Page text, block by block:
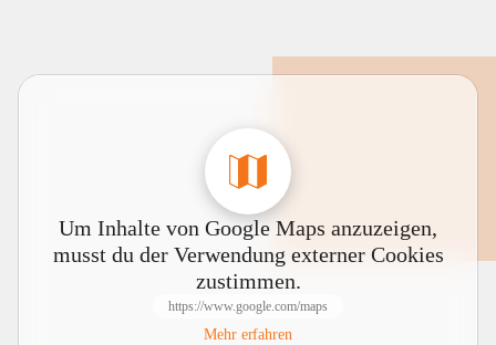
Um Inhalte von Google Maps anzuzeigen,
musst du der Verwendung externer Cookies
zustimmen.
https://www.google.com/maps
Mehr erfahren